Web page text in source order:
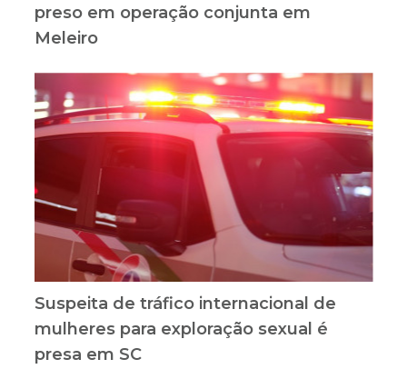
preso em operação conjunta em
Meleiro
Suspeita de tráfico internacional de
mulheres para exploração sexual é
presa em SC